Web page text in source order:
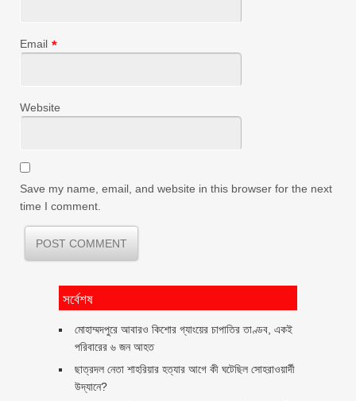
Email *
Website
Save my name, email, and website in this browser for the next
time I comment.
সর্বেশষ
মোহাম্মদপুরে আবারও কিশোর গ্যাংয়ের চাপাতির তাণ্ডব, একই
পরিবারের ৬ জন আহত
ছাত্রদল নেতা শাহরিয়ার হত্যার আগে কী ঘটেছিল সোহরাওয়ার্দী
উদ্যানে?